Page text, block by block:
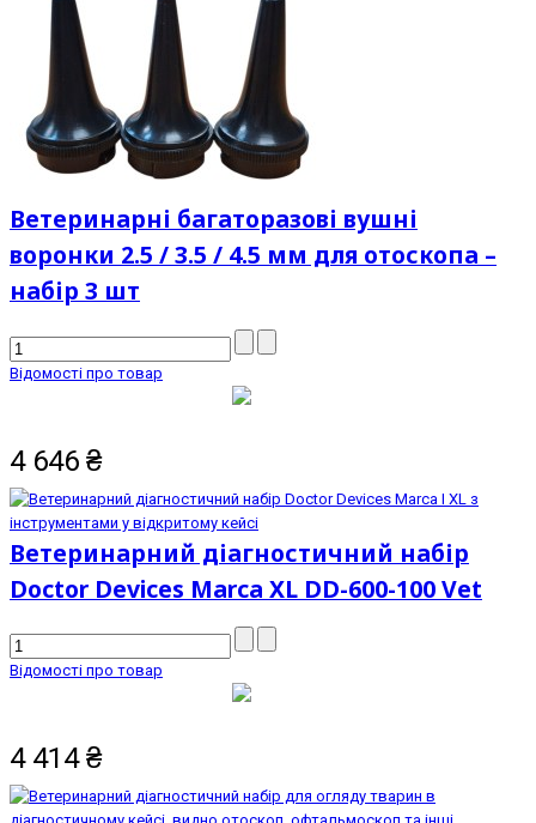
Ветеринарні багаторазові вушні
воронки 2.5 / 3.5 / 4.5 мм для отоскопа –
набір 3 шт
Відомості про товар
4 646 ₴
Ветеринарний діагностичний набір
Doctor Devices Marca XL DD-600-100 Vet
Відомості про товар
4 414₴